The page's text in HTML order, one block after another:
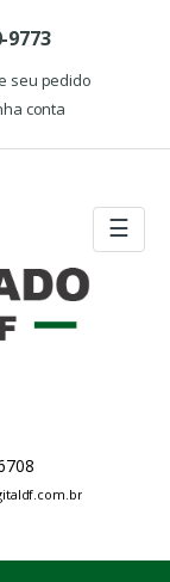
9773
seu pedido
conta
☰